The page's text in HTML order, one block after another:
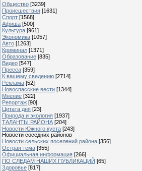
Общество [3239]
Происшествия [1631]
Спорт [1568]
Афиша [500]
Культура [961]
Экономика [1057]
Авто [1263]
Криминал [1371]
Образование [835]
Видео [547]
Пресса [359]
К вашему сведению [2714]
Реклама [52]
Новоспасские вести [1344]
Мнение [322]
Репортаж [90]
Цитата дня [23]
Природа и экология [1937]
ТАЛАНТЫ РАЙОНА [204]
Новости Южного куста [243]
Новости соседних районов
Новости сельских поселений района [356]
Острая тема [355]
Официальная информация [266]
ПО СЛЕДАМ НАШИХ ПУБЛИКАЦИЙ [65]
Здоровье [817]